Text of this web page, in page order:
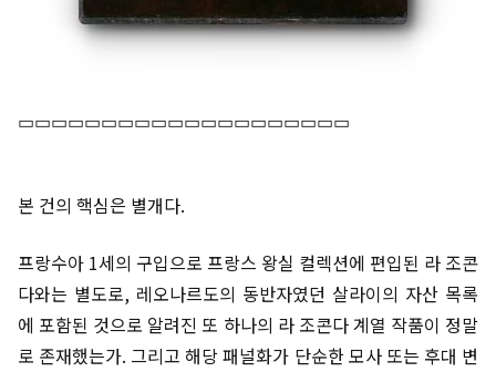
▭▭▭▭▭▭▭▭▭▭▭▭▭▭▭▭▭▭▭▭
본 건의 핵심은 별개다.
프랑수아 1세의 구입으로 프랑스 왕실 컬렉션에 편입된 라 조콘
다와는 별도로, 레오나르도의 동반자였던 살라이의 자산 목록
에 포함된 것으로 알려진 또 하나의 라 조콘다 계열 작품이 정말
로 존재했는가. 그리고 해당 패널화가 단순한 모사 또는 후대 변